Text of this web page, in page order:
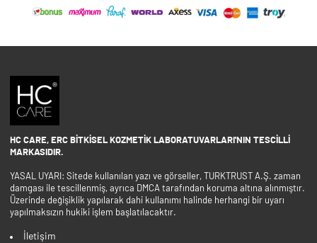
HC CARE, ERC BITKISEL KOZMETIK LABORATUVARLARI'NIN TESCILLI
MARKASIDIR.
YASAL UYARI: Sitede kullanılan yazı ve görseller, TURKTRUST A.Ş. zaman
damgası ile tescillenmiş, ayrıca DMCA tarafından koruma altına alınmıştır.
Üzerinde değişiklik yapılarak dahi kullanımı halinde herhangi bir uyarı
yapılmaksızın hukiki işlem başlatılacaktır.
İletişim